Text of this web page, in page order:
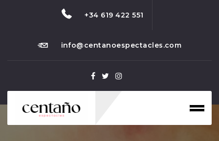
+34 619 422 551
info@centanoespectacles.com